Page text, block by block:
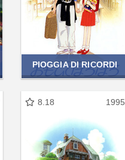
PIOGGIA DI RICORDI
8.18 1995